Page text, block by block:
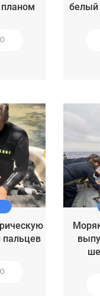
белый
пальцев